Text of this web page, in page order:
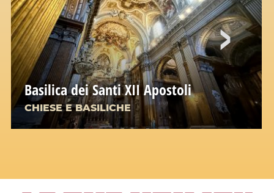
Basilica dei Santi XII Apostoli
CHIESE E BASILICHE